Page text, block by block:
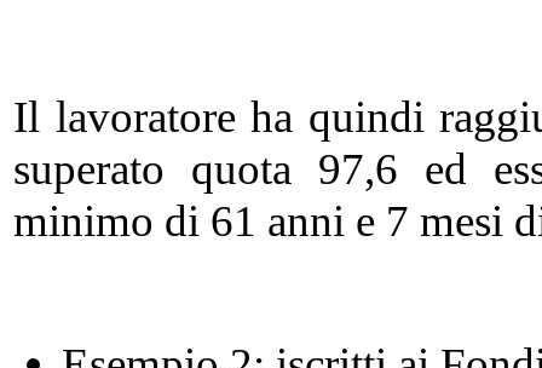
Il lavoratore ha quindi
superato quota 97,6 ed
minimo di 61 anni e 7 mesi